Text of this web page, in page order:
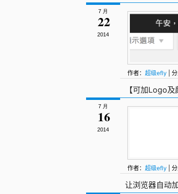
7 月
22
2014
作者： 超级efly |
【可加Logo
7 月
16
2014
作者： 超级efly |
让浏览器自动